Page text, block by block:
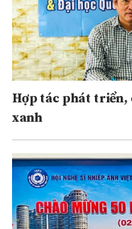
Hợp tác phát triển,
xanh